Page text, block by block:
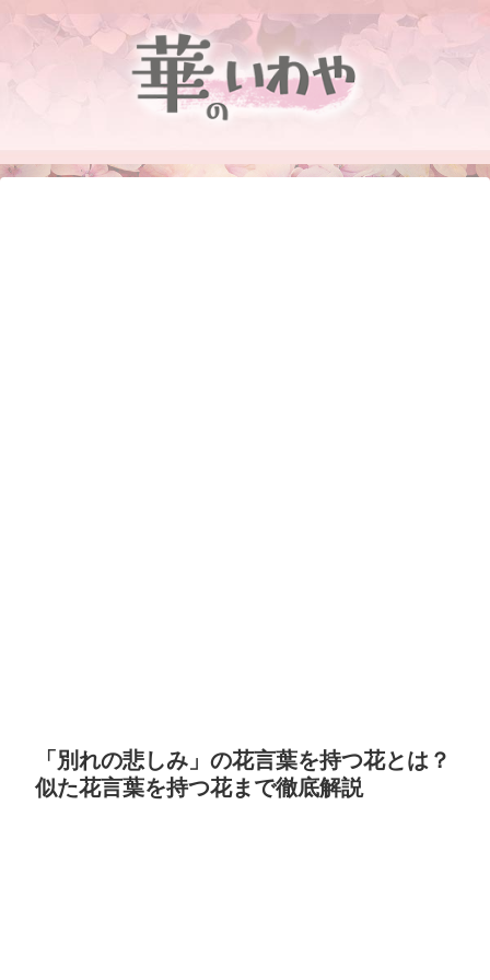
「別れの悲しみ」の花言葉を持つ花とは？
似た花言葉を持つ花まで徹底解説